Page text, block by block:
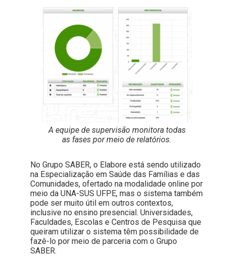
A equipe de supervisão monitora todas
as fases por meio de relatórios.
No Grupo SABER, o Elabore está sendo utilizado
na Especialização em Saúde das Famílias e das
Comunidades, ofertado na modalidade online por
meio da UNA-SUS UFPE, mas o sistema também
pode ser muito útil em outros contextos,
inclusive no ensino presencial. Universidades,
Faculdades, Escolas e Centros de Pesquisa que
queiram utilizar o sistema têm possibilidade de
fazê-lo por meio de parceria com o Grupo
SABER.